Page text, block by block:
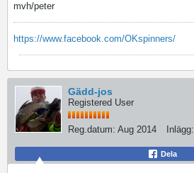
mvh/peter
https://www.facebook.com/OKspinners/
Gädd-jos
Registered User
Reg.datum: Aug 2014 Inlägg:
Dela